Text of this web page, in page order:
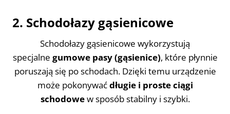
2. Schodołazy gąsienicowe
Schodołazy gąsienicowe wykorzystują
specjalne gumowe pasy (gąsienice), które płynnie
poruszają się po schodach. Dzięki temu urządzenie
może pokonywaćdługie i proste ciągi
schodowew sposób stabilny i szybki.